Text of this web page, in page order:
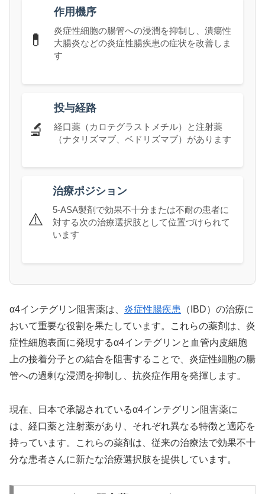
💊
作用機序
炎症性細胞の腸管への浸潤を抑制し、潰瘍性
大腸炎などの炎症性腸疾患の症状を改善しま
す
🔬
投与経路
経口薬（カロテグラストメチル）と注射薬
（ナタリズマブ、ベドリズマブ）があります
⚠️
治療ポジション
5-ASA製剤で効果不十分または不耐の患者に
対する次の治療選択肢として位置づけられて
います
α4インテグリン阻害薬は、 炎症性腸疾患
（IBD）の治療に
おいて重要な役割を果たしています。これらの薬剤は、炎
症性細胞表面に発現するα4インテグリンと血管内皮細胞
上の接着分子との結合を阻害することで、炎症性細胞の腸
管への過剰な浸潤を抑制し、抗炎症作用を発揮します。
現在、日本で承認されているα4インテグリン阻害薬に
は、経口薬と注射薬があり、それぞれ異なる特徴と適応を
持っています。これらの薬剤は、従来の治療法で効果不十
分な患者さんに新たな治療選択肢を提供しています。